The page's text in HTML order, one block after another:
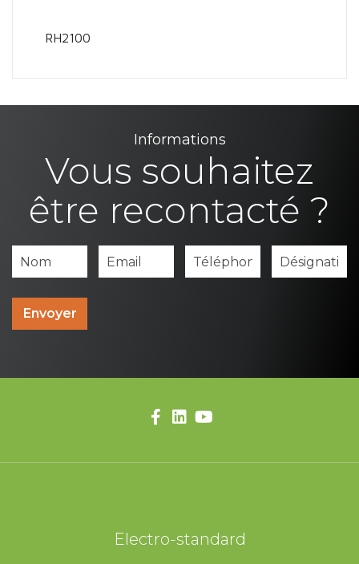
RH2100
Informations
Vous souhaitez
être recontacté ?
Envoyer
Electro-standard